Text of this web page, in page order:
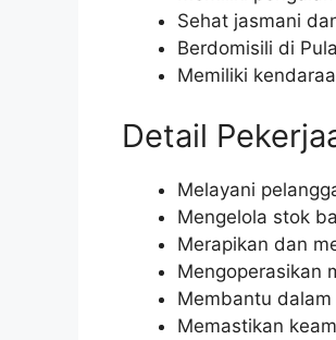
Sehat jasmani
Berdomisili di
Memiliki
Detail
Melayani
Mengelola stok
Merapikan dan
Mengoperasikan
Membantu
Memastikan